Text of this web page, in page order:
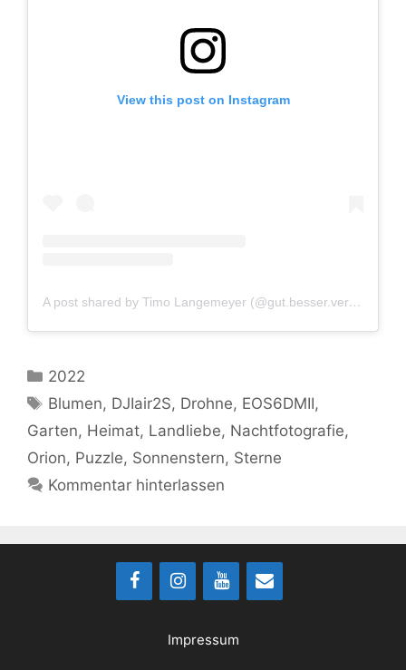
View this post on Instagram
A post shared by Timo Langemeyer (@gut.besser.vermesser)
Kategorien
2022
Schlagwörter
Blumen, DJIair2S, Drohne, EOS6DMII,
Garten, Heimat, Landliebe, Nachtfotografie,
Orion, Puzzle, Sonnenstern, Sterne
Kommentar hinterlassen
Impressum